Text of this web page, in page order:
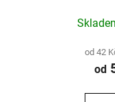
od 42
od